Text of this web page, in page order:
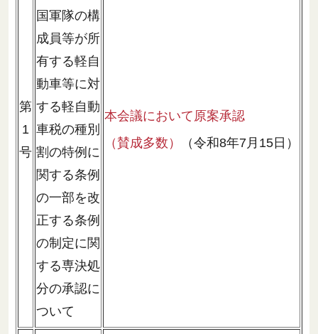
第
1
号
国軍隊の構
成員等が所
有する軽自
動車等に対
する軽自動
車税の種別
割の特例に
関する条例
の一部を改
正する条例
の制定に関
する専決処
分の承認に
ついて
本会議において原案承認
（賛成多数）
（令和8年7月15日）